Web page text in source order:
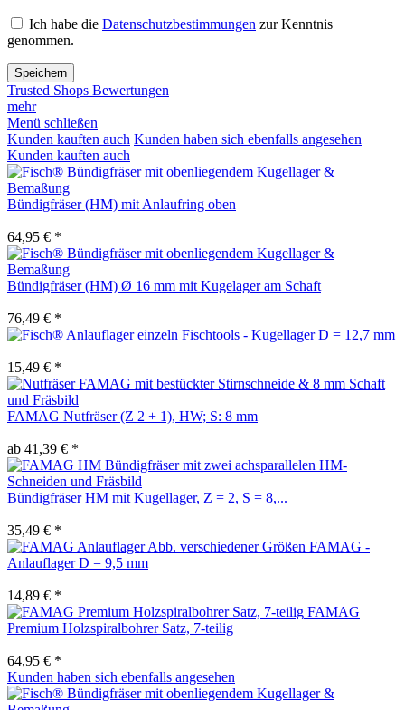
Ich habe die Datenschutzbestimmungen zur Kenntnis
genommen.
Speichern
Trusted Shops Bewertungen
mehr
Menü schließen
Kunden kauften auch Kunden haben sich ebenfalls angesehen
Kunden kauften auch
Bündigfräser (HM) mit Anlaufring oben
64,95 € *
Bündigfräser (HM) Ø 16 mm mit Kugelager am Schaft
76,49 € *
Fischtools - Kugellager D = 12,7 mm
15,49 € *
FAMAG Nutfräser (Z 2 + 1), HW; S: 8 mm
ab 41,39 € *
Bündigfräser HM mit Kugellager, Z = 2, S = 8,...
35,49 € *
FAMAG -
Anlauflager D = 9,5 mm
14,89 € *
FAMAG
Premium Holzspiralbohrer Satz, 7-teilig
64,95 € *
Kunden haben sich ebenfalls angesehen